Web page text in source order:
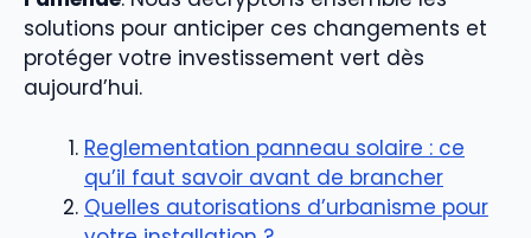
solutions pour anticiper ces changements et
protéger votre investissement vert dès
aujourd’hui.
Reglementation panneau solaire : ce
qu’il faut savoir avant de brancher
Quelles autorisations d’urbanisme pour